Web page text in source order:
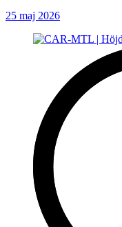
25 maj 2026